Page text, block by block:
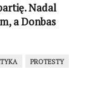
Nadal
a Donbas
PROTESTY